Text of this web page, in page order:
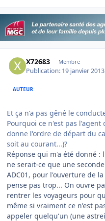
X72683 Membre
Publication: 19 janvier 2013
AUTEUR
Et ça n'a pas gêné le
Pourquoi ce n'est pas
donne l'ordre de départ du
soit au courant...)?
Réponse qui m'a été donné
ne serait-ce que une
ADC01, pour l'ouverture de
pense pas trop... On ouvre
rentrer les voyageurs pour
même si vraiment ce n'est
appeler quelqu'un (une